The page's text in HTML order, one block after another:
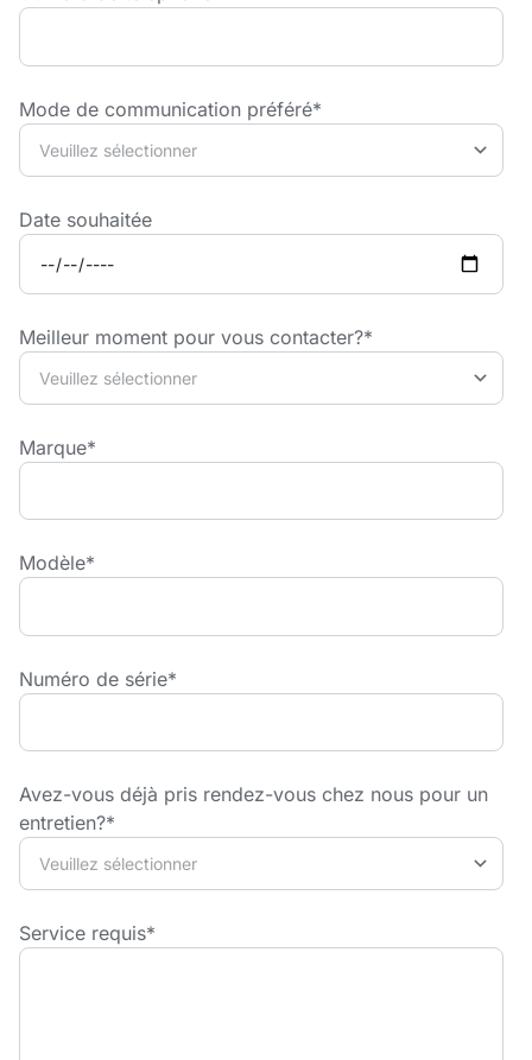
Mode de communication préféré*
Date souhaitée
Meilleur moment pour vous contacter?*
Marque*
Modèle*
Numéro de série*
Avez-vous déjà pris rendez-vous chez nous pour un
entretien?*
Service requis*